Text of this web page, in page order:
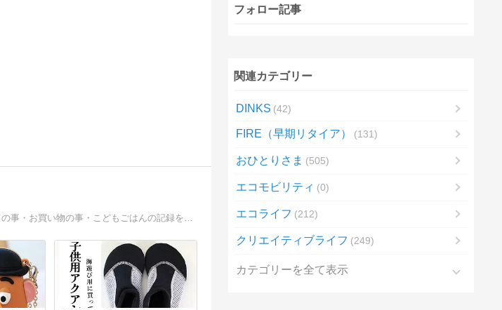
娘(中2)・息子(小4)の母。2018年に転勤族ですが中古戸建を購入しました。家の事・子育ての事・お買い物の事・こどもごはんの記録を書いてます。
フォロー記事
関連カテゴリー
DINKS 42
FIRE（早期リタイア） 131
おひとりさま 505
エコモビリティ 0
エコライフ 212
クリエイティブライフ 249
カテゴリーを全て表示